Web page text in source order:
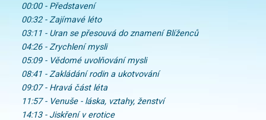
00:00 - Představení
00:32 - Zajímavé léto
03:11 - Uran se přesouvá do znamení Blíženců
04:26 - Zrychlení mysli
05:09 - Vědomé uvolňování mysli
08:41 - Zakládání rodin a ukotvování
09:07 - Hravá část léta
11:57 - Venuše - láska, vztahy, ženství
14:13 - Jiskření v erotice